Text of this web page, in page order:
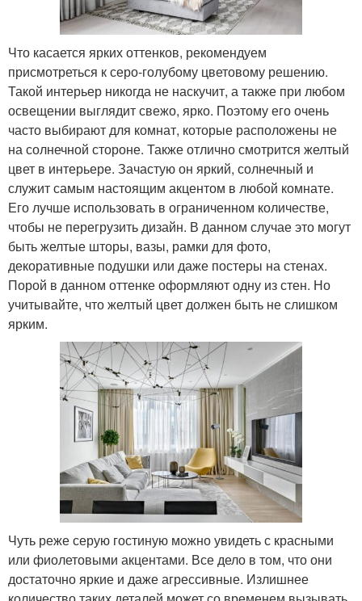
Что касается ярких оттенков, рекомендуем
присмотреться к серо-голубому цветовому решению.
Такой интерьер никогда не наскучит, а также при любом
освещении выглядит свежо, ярко. Поэтому его очень
часто выбирают для комнат, которые расположены не
на солнечной стороне. Также отлично смотрится желтый
цвет в интерьере. Зачастую он яркий, солнечный и
служит самым настоящим акцентом в любой комнате.
Его лучше использовать в ограниченном количестве,
чтобы не перегрузить дизайн. В данном случае это могут
быть желтые шторы, вазы, рамки для фото,
декоративные подушки или даже постеры на стенах.
Порой в данном оттенке оформляют одну из стен. Но
учитывайте, что желтый цвет должен быть не слишком
ярким.
Чуть реже серую гостиную можно увидеть с красными
или фиолетовыми акцентами. Все дело в том, что они
достаточно яркие и даже агрессивные. Излишнее